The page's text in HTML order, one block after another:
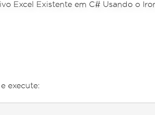
execute: